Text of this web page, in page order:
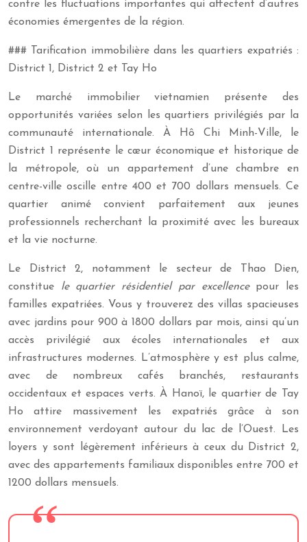
contre les fluctuations importantes qui affectent d’autres
économies émergentes de la région.
### Tarification immobilière dans les quartiers expatriés :
District 1, District 2 et Tay Ho
Le marché immobilier vietnamien présente des
opportunités variées selon les quartiers privilégiés par la
communauté internationale. À Hô Chi Minh-Ville, le
District 1 représente le cœur économique et historique de
la métropole, où un appartement d’une chambre en
centre-ville oscille entre 400 et 700 dollars mensuels. Ce
quartier animé convient parfaitement aux jeunes
professionnels recherchant la proximité avec les bureaux
et la vie nocturne.
Le District 2, notamment le secteur de Thao Dien,
constitue le quartier résidentiel par excellencepour les
familles expatriées. Vous y trouverez des villas spacieuses
avec jardins pour 900 à 1800 dollars par mois, ainsi qu’un
accès privilégié aux écoles internationales et aux
infrastructures modernes. L’atmosphère y est plus calme,
avec de nombreux cafés branchés, restaurants
occidentaux et espaces verts. À Hanoï, le quartier de Tay
Ho attire massivement les expatriés grâce à son
environnement verdoyant autour du lac de l’Ouest. Les
loyers y sont légèrement inférieurs à ceux du District 2,
avec des appartements familiaux disponibles entre 700 et
1200 dollars mensuels.